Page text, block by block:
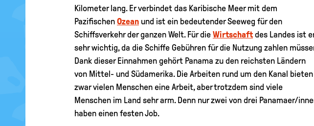
Kilometer lang. Er verbindet das Karibische Meer mit dem
Pazifischen Ozean und ist ein bedeutender Seeweg für den
Schiffsverkehr der ganzen Welt. Für die Wirtschaftdes Landes ist
sehr wichtig, da die Schiffe Gebühren für die Nutzung zahlen
Dank dieser Einnahmen gehört Panama zu den reichsten Ländern
von Mittel- und Südamerika. Die Arbeiten rund um den Kanal bieten
zwar vielen Menschen eine Arbeit, aber trotzdem sind viele
Menschen im Land sehr arm. Denn nur zwei von drei Panamaer/
haben einen festen Job.